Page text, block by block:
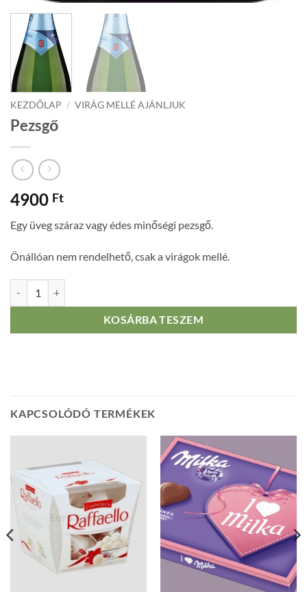
KEZDŐLAP / VIRÁG MELLÉ AJÁNLJUK
Pezsgő
4900 Ft
Egy üveg száraz vagy édes minőségi pezsgő.
Önállóan nem rendelhető, csak a virágok mellé.
KOSÁRBA TESZEM
KAPCSOLÓDÓ TERMÉKEK